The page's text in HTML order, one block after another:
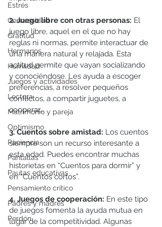
Estrés
Generosidad
Gratitud
Hermanos
Humildad
Juegos y actividades
Lectura
Matrimonio y pareja
Optimismo
Paciencia
Pantallas
Pautas educativas
Pensamiento crítico
Padres y madres
Perdón
2. Juego libre con otras personas: El
juego libre, aquel en el que no hay
reglas ni normas, permite interactuar de
una manera natural y relajada. Esta
actitud permite que vayan socializando
y conociéndose. Les ayuda a escoger
preferencias, a resolver pequeños
conflictos, a compartir juguetes, a
cooperar…
3. Cuentos sobre amistad: Los cuentos
siempre son un recurso interesante a
esta edad. Puedes encontrar muchas
historietas en “Cuentos para dormir” y
en “Cuentos cortos”.
4. Juegos de cooperación: En este tipo
de juegos fomenta la ayuda mutua en
lugar de la competitividad. Algunas